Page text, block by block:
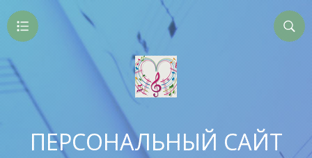
ПЕРСОНАЛЬНЫЙ САЙТ